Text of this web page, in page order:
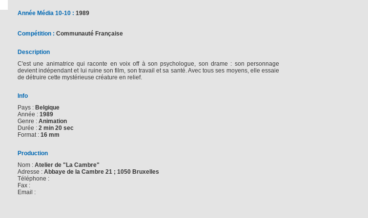
Année Média 10-10 : 1989
Compétition : Communauté Française
Description
C'est une animatrice qui raconte en voix off à son psychologue, son drame : son personnage
devient indépendant et lui ruine son film, son travail et sa santé. Avec tous ses moyens, elle essaie
de détruire cette mystérieuse créature en relief.
Info
Pays : Belgique
Année : 1989
Genre : Animation
Durée : 2 min 20 sec
Format : 16 mm
Production
Nom : Atelier de "La Cambre"
Adresse : Abbaye de la Cambre 21 ; 1050 Bruxelles
Téléphone :
Fax :
Email :